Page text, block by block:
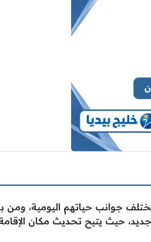
جوانب حياتهم اليومية، ومن
حيث يتيح تحديث مكان